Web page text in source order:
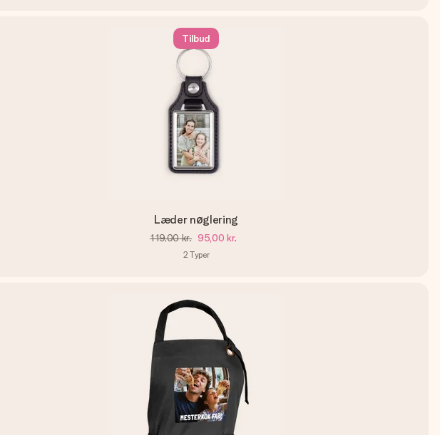
Tilbud
Læder nøglering
119,00 kr. 95,00 kr.
2 Typer